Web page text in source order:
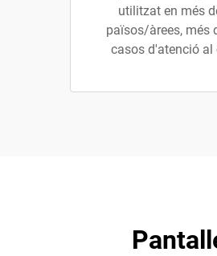
utilitzat en més
països/àrees, més
casos d'atenció al